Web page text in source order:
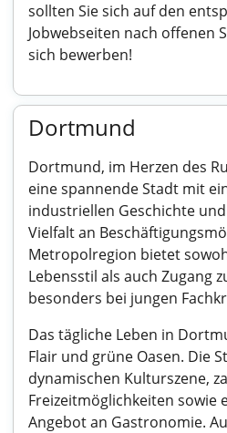
sollten Sie sich auf den
Jobwebseiten nach offenen
sich bewerben!
Dortmund
Dortmund, im Herzen des
eine spannende Stadt mit
industriellen Geschichte
Vielfalt an
Metropolregion bietet
Lebensstil als auch Zugang
besonders bei jungen
Das tägliche Leben in
Flair und grüne Oasen. Die
dynamischen Kulturszene,
Freizeitmöglichkeiten sowie
Angebot an Gastronomie.